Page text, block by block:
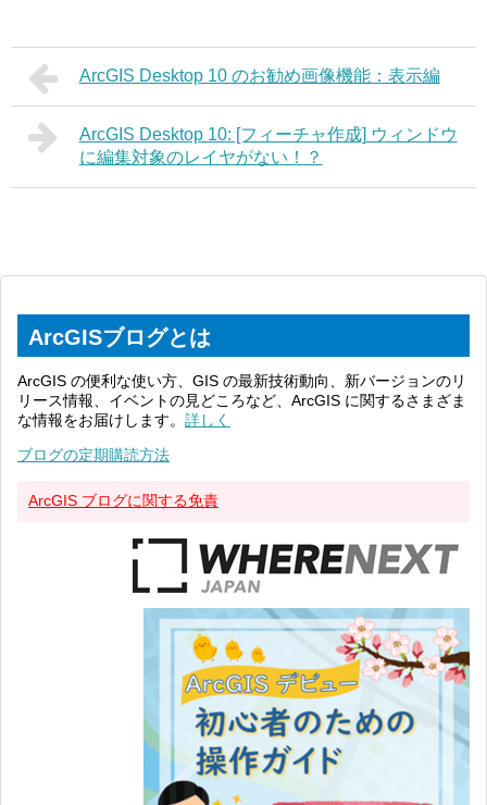
ArcGIS Desktop 10 のお勧め画像機能：表示編
ArcGIS Desktop 10: [フィーチャ作成] ウィンドウ
に編集対象のレイヤがない！？
ArcGISブログとは
ArcGIS の便利な使い方、GIS の最新技術動向、新バージョンのリ
リース情報、イベントの見どころなど、ArcGIS に関するさまざま
な情報をお届けします。 詳しく
ブログの定期購読方法
ArcGIS ブログに関する免責